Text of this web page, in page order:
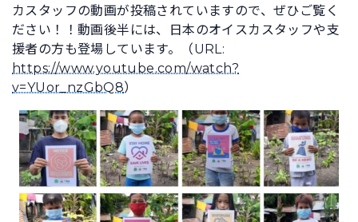
カスタッフの動画が投稿されていますので、ぜひご覧く
ださい！！動画後半には、日本のオイスカスタッフや支
援者の方も登場しています。（URL:
https://www.youtube.com/watch?
v=YUor_nzGbQ8）